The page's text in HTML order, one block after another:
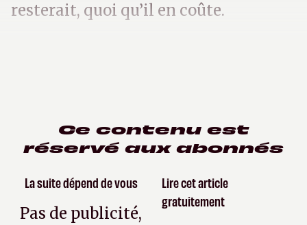
resterait, quoi qu’il en coûte.
Ce contenu est
réservé aux abonnés
La suite dépend de vous
Pas de publicité,
Lire cet article
gratuitement